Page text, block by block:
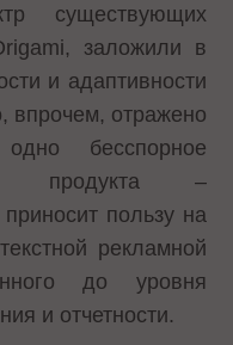
существующих
заложили в
и адаптивности
впрочем, отражено
бесспорное
продукта –
пользу на
рекламной
до уровня
и отчетности.